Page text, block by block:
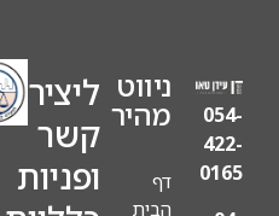
054-
422-
0165
ניווט
מהיר
דף
הבית
ליצירת
קשר
ופניות